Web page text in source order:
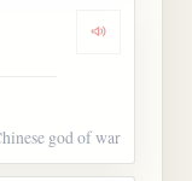
Dengarkan
god of war